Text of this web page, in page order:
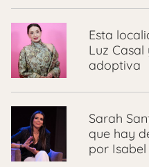
Esta
Luz
adoptiva
Sarah
que hay
por